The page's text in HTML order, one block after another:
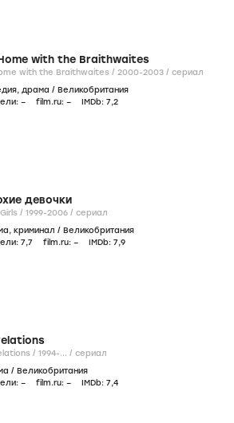
with the Braithwaites
At Home with the Braithwaites / 2000-2003 / сериал
, драма / Великобритания
– film.ru: – IMDb: 7,2
девочки
Bad Girls / 1999-2006 / сериал
, криминал / Великобритания
7,7 film.ru: – IMDb: 7,9
Revelations / 1994-... / сериал
/ Великобритания
– film.ru: – IMDb: 7,4